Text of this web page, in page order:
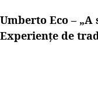
Umberto Eco –
Experiențe de